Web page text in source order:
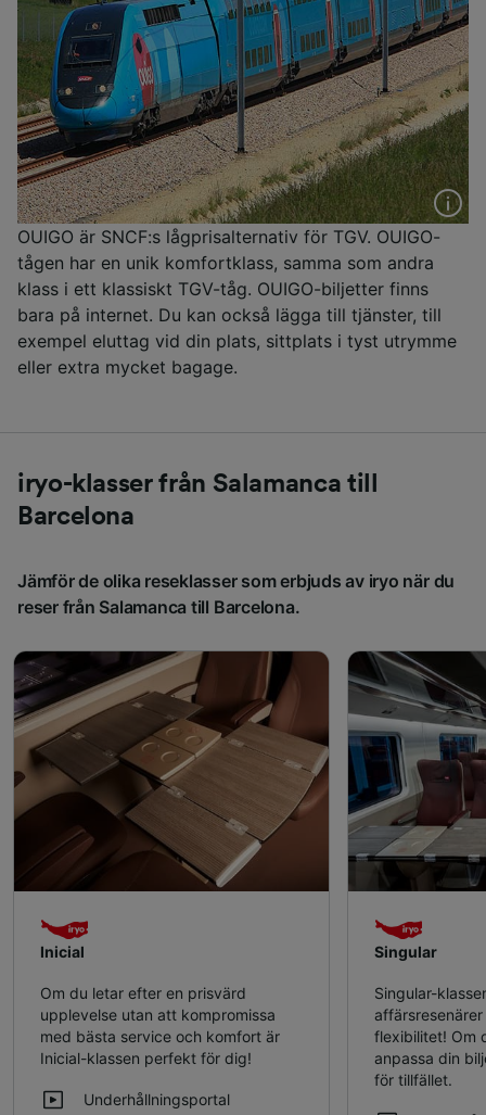
OUIGO är SNCF:s lågprisalternativ för TGV. OUIGO-
tågen har en unik komfortklass, samma som andra
klass i ett klassiskt TGV-tåg. OUIGO-biljetter finns
bara på internet. Du kan också lägga till tjänster, till
exempel eluttag vid din plats, sittplats i tyst utrymme
eller extra mycket bagage.
iryo-klasser från Salamanca till
Barcelona
Jämför de olika reseklasser som erbjuds av iryo när du
reser från Salamanca till Barcelona.
Inicial
Om du letar efter en prisvärd
upplevelse utan att kompromissa
med bästa service och komfort är
Inicial-klassen perfekt för dig!
Underhållningsportal
Singular
Singular-
flexibilitet! Om
anpassa din
för tillfället.